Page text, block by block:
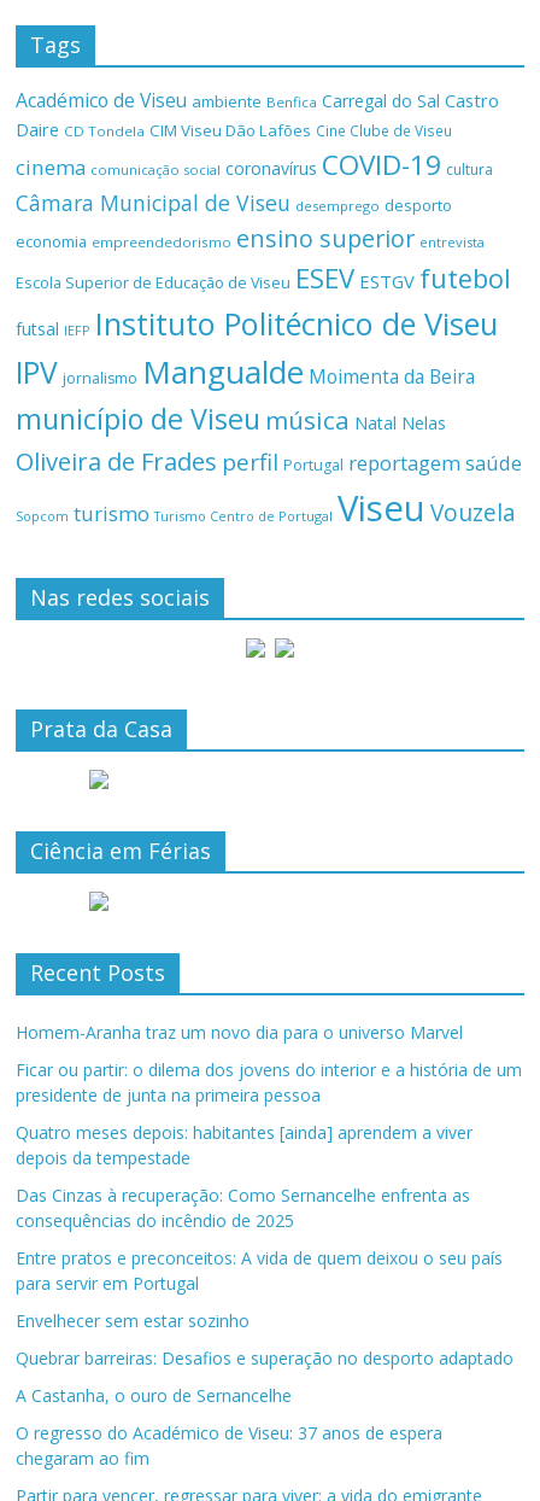
Tags
Académico de Viseu ambiente Benfica Carregal do Sal Castro
Daire CD Tondela CIM Viseu Dão Lafões Cine Clube de Viseu
cinema comunicação social coronavírus COVID-19 cultura
Câmara Municipal de Viseu desemprego desporto
economia empreendedorismo ensino superior entrevista
Escola Superior de Educação de Viseu ESEV ESTGV futebol
futsal IEFP Instituto Politécnico de Viseu
IPV jornalismo Mangualde Moimenta da Beira
município de Viseu música Natal Nelas
Oliveira de Frades perfil Portugal reportagemsaúde
Sopcom turismo Turismo Centro de Portugal Viseu Vouzela
Nas redes sociais
Prata da Casa
Ciência em Férias
Recent Posts
Homem-Aranha traz um novo dia para o universo Marvel
Ficar ou partir: o dilema dos jovens do interior e a história de um
presidente de junta na primeira pessoa
Quatro meses depois: habitantes [ainda] aprendem a viver
depois da tempestade
Das Cinzas à recuperação: Como Sernancelhe enfrenta as
consequências do incêndio de 2025
Entre pratos e preconceitos: A vida de quem deixou o seu país
para servir em Portugal
Envelhecer sem estar sozinho
Quebrar barreiras: Desafios e superação no desporto adaptado
A Castanha, o ouro de Sernancelhe
O regresso do Académico de Viseu: 37 anos de espera
chegaram ao fim
Partir para vencer, regressar para viver: a vida do emigrante